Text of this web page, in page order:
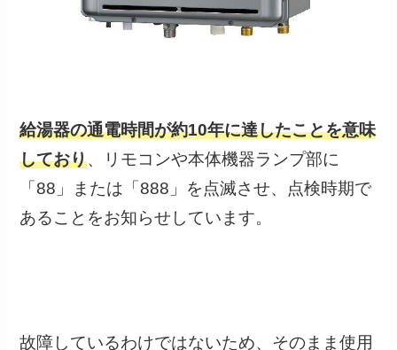
給湯器の通電時間が約10年に達したことを意味
しており、リモコンや本体機器ランプ部に
「88」または「888」を点滅させ、 点検時期で
あることをお知らせしています。
故障しているわけではないため、そのまま使用